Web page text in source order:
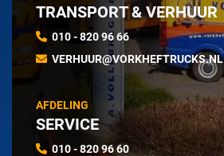
TRANSPORT & VERHUUR
010 - 820 96 66
VERHUUR@VORKHEFTRUCKS.NL
AFDELING
SERVICE
010 - 820 96 60